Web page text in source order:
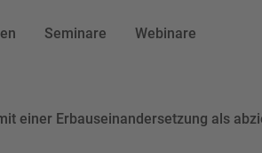
Seminare Webinare
einer Erbauseinandersetzung als